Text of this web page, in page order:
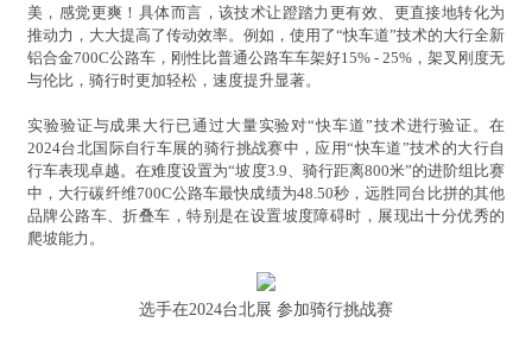
美，感觉更爽！具体而言，该技术让蹬踏力更有效、更直接地转化为
推动力，大大提高了传动效率。例如，使用了“快车道”技术的大行全新
铝合金700C公路车，刚性比普通公路车车架好15% - 25%，架叉刚度无
与伦比，骑行时更加轻松，速度提升显著。
实验验证与成果大行已通过大量实验对“快车道”技术进行验证。在
2024台北国际自行车展的骑行挑战赛中，应用“快车道”技术的大行自
行车表现卓越。在难度设置为“坡度3.9、骑行距离800米”的进阶组比赛
中，大行碳纤维700C公路车最快成绩为48.50秒，远胜同台比拼的其他
品牌公路车、折叠车，特别是在设置坡度障碍时，展现出十分优秀的
爬坡能力。
选手在2024台北展 参加骑行挑战赛